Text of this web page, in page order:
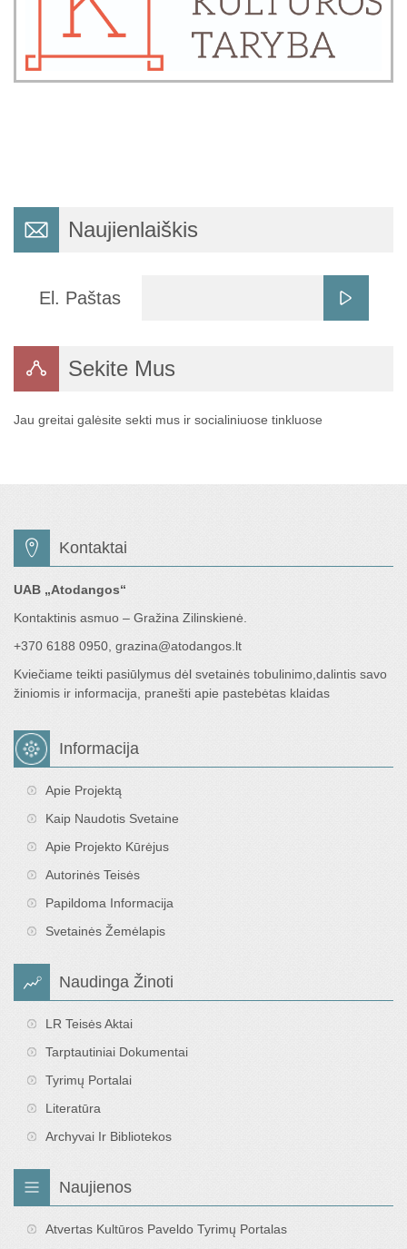
Naujienlaiškis
El. Paštas
Sekite Mus
Jau greitai galėsite sekti mus ir socialiniuose tinkluose
Kontaktai
UAB „Atodangos“
Kontaktinis asmuo – Gražina Zilinskienė.
+370 6188 0950, grazina@atodangos.lt
Kviečiame teikti pasiūlymus dėl svetainės tobulinimo,dalintis savo
žiniomis ir informacija, pranešti apie pastebėtas klaidas
Informacija
Apie Projektą
Kaip Naudotis Svetaine
Apie Projekto Kūrėjus
Autorinės Teisės
Papildoma Informacija
Svetainės Žemėlapis
Naudinga Žinoti
LR Teisės Aktai
Tarptautiniai Dokumentai
Tyrimų Portalai
Literatūra
Archyvai Ir Bibliotekos
Naujienos
Atvertas Kultūros Paveldo Tyrimų Portalas